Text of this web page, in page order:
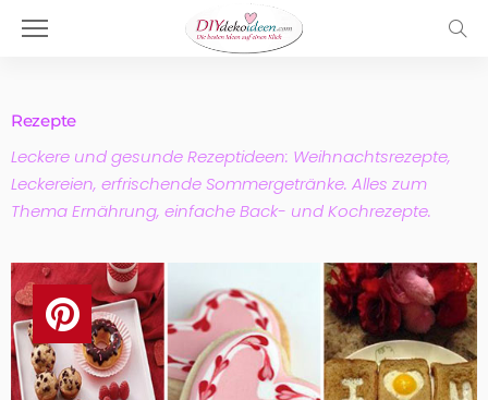
Rezepte
Leckere und gesunde Rezeptideen: Weihnachtsrezepte,
Leckereien, erfrischende Sommergetränke. Alles zum
Thema Ernährung, einfache Back- und Kochrezepte.